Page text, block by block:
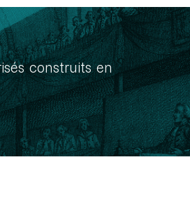
construits en